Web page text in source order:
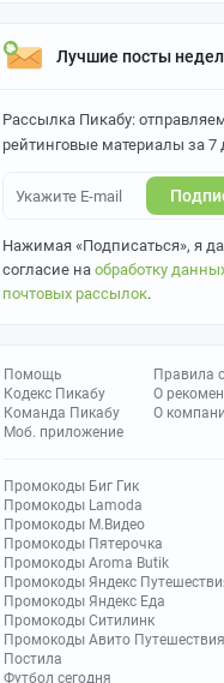
Лучшие посты
Рассылка Пикабу:
рейтинговые материалы за 7
Нажимая «Подписаться», я
согласие на обработку
почтовых рассылок.
Помощь
Кодекс Пикабу
Команда Пикабу
Моб. приложение
Правила
О
О
Промокоды Биг Гик
Промокоды Lamoda
Промокоды М.Видео
Промокоды Пятерочка
Промокоды Aroma Butik
Промокоды Яндекс
Промокоды Яндекс Еда
Промокоды Ситилинк
Промокоды Авито Путешествия
Постила
Футбол сегодня